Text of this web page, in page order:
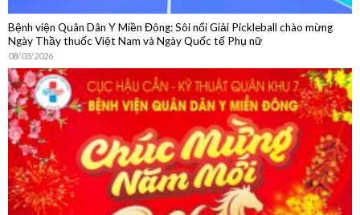
Bệnh viện Quân Dân Y Miền Đông: Sôi nổi Giải Pickleball chào mừng
Ngày Thầy thuốc Việt Nam và Ngày Quốc tế Phụ nữ
08/03/2026